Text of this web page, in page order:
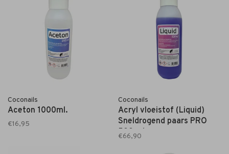
Coconails
Aceton 1000ml.
€16,95
Coconails
Acryl vloeistof (Liquid)
Sneldrogend paars PRO
500 ml
€66,90